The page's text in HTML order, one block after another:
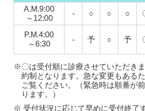
A.M.9:00
～12:00
- ○ ○ ○
P.M.4:00
～6:30
- 予 ○ 予
※〇は受付順に診療させていただき
約制となります。急な変更もある
ご覧ください。（緊急時は順番が
ります。）
※ 受付状況に応じて早めに受付終了